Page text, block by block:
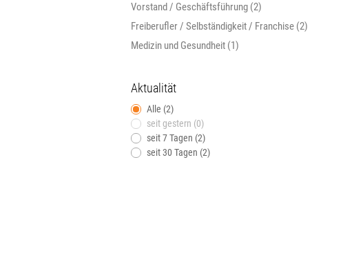
Vorstand / Geschäftsführung (2)
Freiberufler / Selbständigkeit / Franchise (2)
Medizin und Gesundheit (1)
Aktualität
Alle (2)
seit gestern (0)
seit 7 Tagen (2)
seit 30 Tagen (2)